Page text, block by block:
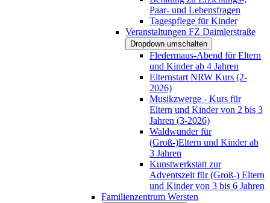
Paar- und Lebensfragen
Tagespflege für Kinder
Veranstaltungen FZ Daimlerstraße
Dropdown umschalten
Fledermaus-Abend für Eltern
und Kinder ab 4 Jahren
Elternstart NRW Kurs (2-
2026)
Musikzwerge - Kurs für
Eltern und Kinder von 2 bis 3
Jahren (3-2026)
Waldwunder für
(Groß-)Eltern und Kinder ab
3 Jahren
Kunstwerkstatt zur
Adventszeit für (Groß-) Eltern
und Kinder von 3 bis 6 Jahren
Familienzentrum Wersten